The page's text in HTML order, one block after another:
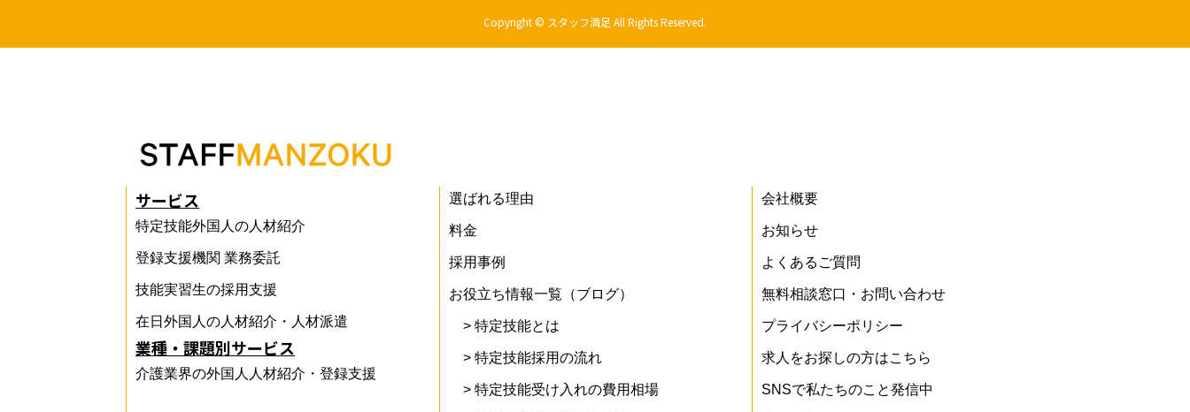
Copyright © スタッフ満足 All Rights Reserved.
サービス
特定技能外国人の人材紹介
登録支援機関 業務委託
技能実習生の採用支援
在日外国人の人材紹介・人材派遣
業種・課題別サービス
介護業界の外国人人材紹介・登録支援
選ばれる理由
料金
採用事例
お役立ち情報一覧（ブログ）
> 特定技能とは
> 特定技能採用の流れ
> 特定技能受け入れの費用相場
会社概要
お知らせ
よくあるご質問
無料相談窓口・お問い合わせ
プライバシーポリシー
求人をお探しの方はこちら
SNSで私たちのこと発信中